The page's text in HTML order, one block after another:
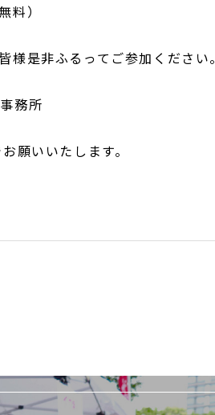
料）
様是非ふるってご参加ください。
務所
願いいたします。